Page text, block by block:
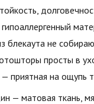
блекаута не
просты в
приятная на ощупь
матовая ткань,